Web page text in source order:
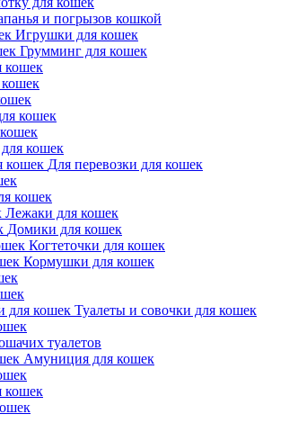
и погрызов кошкой
Игрушки для кошек
Грумминг для кошек
кошек
кошек
кошек
кошек
Для перевозки для кошек
кошек
Лежаки для кошек
Домики для кошек
Когтеточки для кошек
Кормушки для кошек
Туалеты и совочки для кошек
туалетов
Амуниция для кошек
кошек